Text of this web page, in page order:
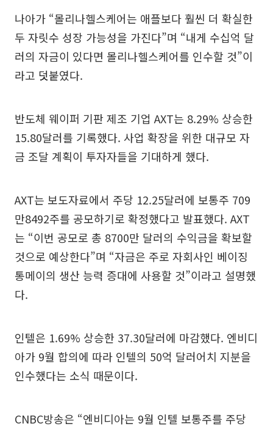
나아가 “몰리나헬스케어는 애플보다 훨씬 더 확실한
두 자릿수 성장 가능성을 가진다”며 “내게 수십억 달
러의 자금이 있다면 몰리나헬스케어를 인수할 것”이
라고 덧붙였다.
반도체 웨이퍼 기판 제조 기업 AXT는 8.29% 상승한
15.80달러를 기록했다. 사업 확장을 위한 대규모 자
금 조달 계획이 투자자들을 기대하게 했다.
AXT는 보도자료에서 주당 12.25달러에 보통주 709
만8492주를 공모하기로 확정했다고 발표했다. AXT
는 “이번 공모로 총 8700만 달러의 수익금을 확보할
것으로 예상한다”며 “자금은 주로 자회사인 베이징
통메이의 생산 능력 증대에 사용할 것”이라고 설명했
다.
인텔은 1.69% 상승한 37.30달러에 마감했다. 엔비디
아가 9월 합의에 따라 인텔의 50억 달러어치 지분을
인수했다는 소식 때문이다.
CNBC방송은 “엔비디아는 9월 인텔 보통주를 주당